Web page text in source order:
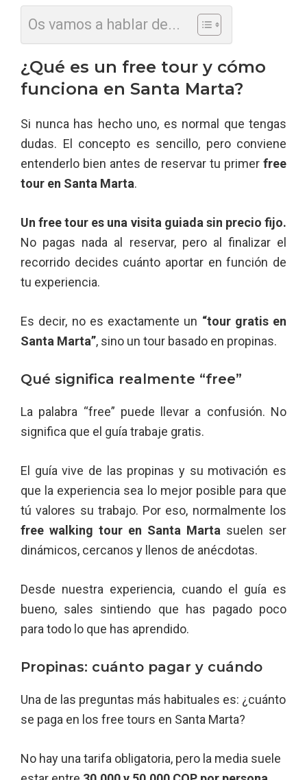
Os vamos a hablar de...
¿Qué es un free tour y cómo
funciona en Santa Marta?
Si nunca has hecho uno, es normal que tengas
dudas. El concepto es sencillo, pero conviene
entenderlo bien antes de reservar tu primer free
tour en Santa Marta.
Un free tour es una visita guiada sin precio fijo.
No pagas nada al reservar, pero al finalizar el
recorrido decides cuánto aportar en función de
tu experiencia.
Es decir, no es exactamente un “tour gratis en
Santa Marta”, sino un tour basado en propinas.
Qué significa realmente “free”
La palabra “free” puede llevar a confusión. No
significa que el guía trabaje gratis.
El guía vive de las propinas y su motivación es
que la experiencia sea lo mejor posible para que
tú valores su trabajo. Por eso, normalmente los
free walking tour en Santa Marta suelen ser
dinámicos, cercanos y llenos de anécdotas.
Desde nuestra experiencia, cuando el guía es
bueno, sales sintiendo que has pagado poco
para todo lo que has aprendido.
Propinas: cuánto pagar y cuándo
Una de las preguntas más habituales es: ¿cuánto
se paga en los free tours en Santa Marta?
No hay una tarifa obligatoria, pero la media suele